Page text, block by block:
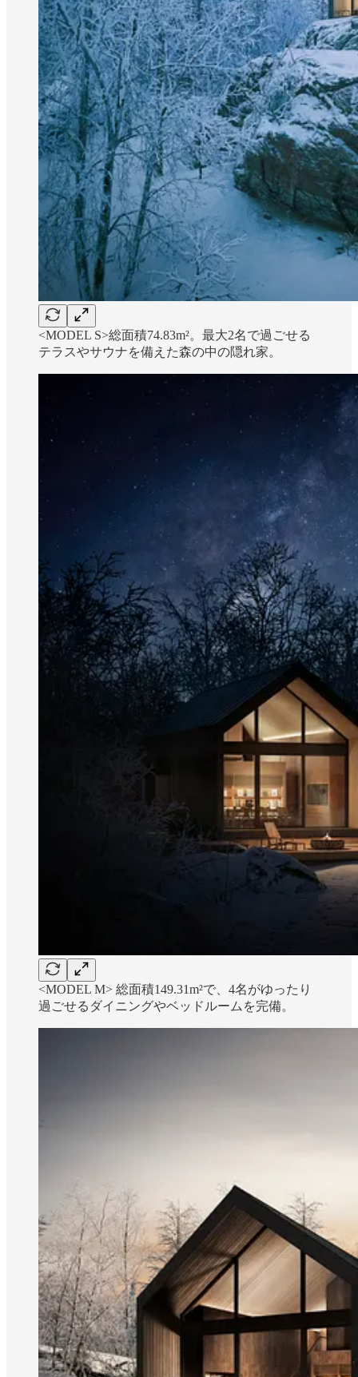
<MODEL S>総面積74.83m²。最大2名で過ごせる
テラスやサウナを備えた森の中の隠れ家。
<MODEL M> 総面積149.31m²で、4名がゆったり
過ごせるダイニングやベッドルームを完備。